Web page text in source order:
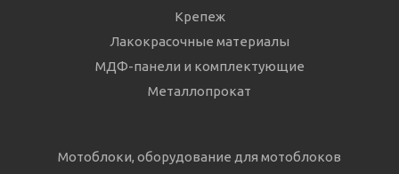
Крепеж
Лакокрасочные материалы
МДФ-панели и комплектующие
Металлопрокат
Мотоблоки, оборудование для мотоблоков